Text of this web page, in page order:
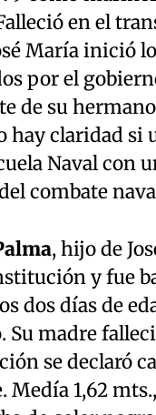
en el
María inició
por el
de su
claridad si
Naval con
combate
, hijo de
y fue
dos días de
Su madre
se declaró
Medía 1,62